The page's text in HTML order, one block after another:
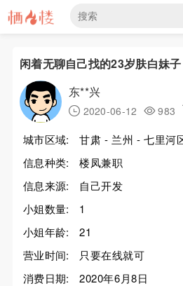
闲着无聊自己找的23岁肤白妹子
东**兴
2020-06-12 983
城市区域:
甘肃 - 兰州 - 七里河
信息种类:
楼凤兼职
信息来源:
自己开发
小姐数量:
1
小姐年龄:
21
营业时间:
只要在线就可
消费日期:
2020年6月8日